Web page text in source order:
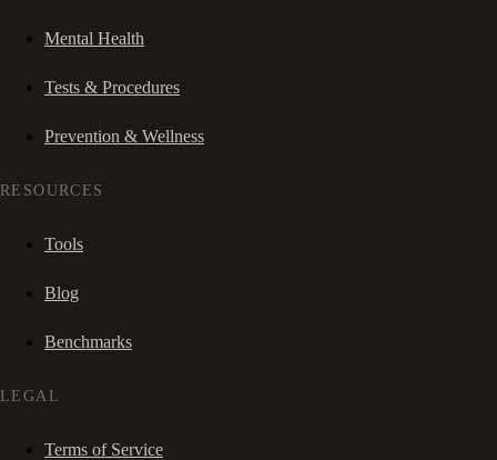
Mental Health
Tests & Procedures
Prevention & Wellness
RESOURCES
Tools
Blog
Benchmarks
LEGAL
Terms of Service